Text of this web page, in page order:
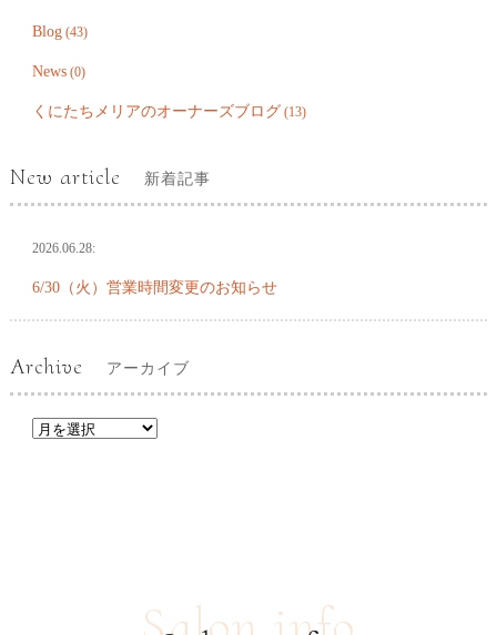
Blog(43)
News(0)
くにたちメリアのオーナーズブログ (13)
New article 新着記事
2026.06.28:
6/30（火）営業時間変更のお知らせ
Archive アーカイブ